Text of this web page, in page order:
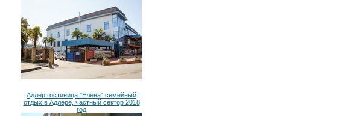
Адлер гостиница "Елена" семейный
отдых в Адлере, частный сектор 2018
год